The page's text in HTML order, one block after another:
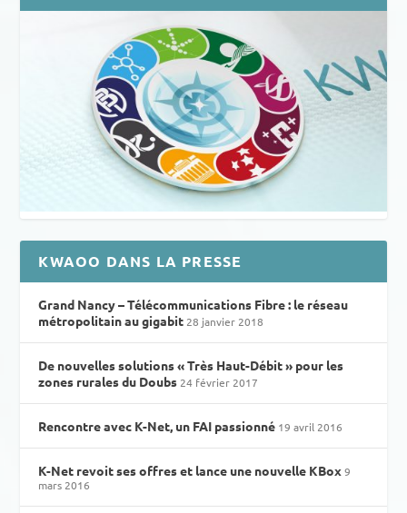
KWAOO DANS LA PRESSE
Grand Nancy – Télécommunications Fibre : le réseau
métropolitain au gigabit 28 janvier 2018
De nouvelles solutions « Très Haut-Débit » pour les
zones rurales du Doubs 24 février 2017
Rencontre avec K-Net, un FAI passionné 19 avril 2016
K-Net revoit ses offres et lance une nouvelle KBox 9
mars 2016